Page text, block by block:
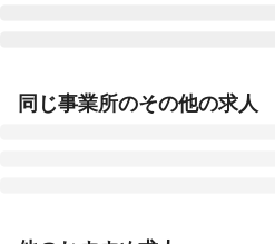
愛知県豊田市浄水町原山277
同じ事業所のその他の求人
正看護師 正社員（常勤）